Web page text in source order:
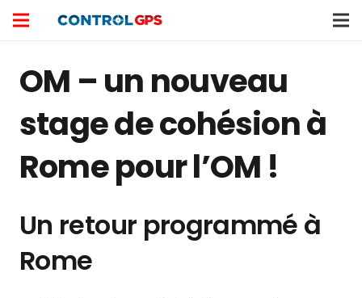
OM – un nouveau
stage de cohésion à
Rome pour l’OM !
Un retour programmé à
Rome